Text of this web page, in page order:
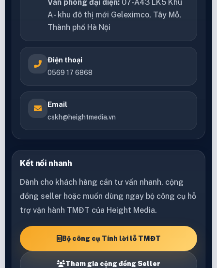
Văn phòng đại diện: 07-A43 LK5 Khu
A - khu đô thị mới Geleximco, Tây Mỗ,
Thành phố Hà Nội
Điện thoại
0569 17 6868
Email
cskh@heightmedia.vn
Kết nối nhanh
Dành cho khách hàng cần tư vấn nhanh, cộng
đồng seller hoặc muốn dùng ngay bộ công cụ hỗ
trợ vận hành TMĐT của Height Media.
Bộ công cụ Tính lời lỗ TMĐT
Tham gia cộng đồng Seller